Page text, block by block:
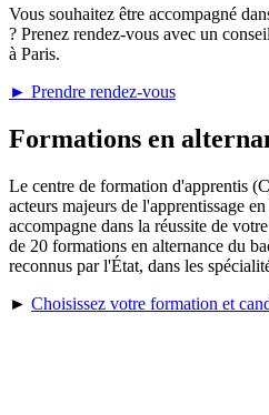
Vous souhaitez être accompagné
? Prenez rendez-vous avec un
à Paris.
► Prendre rendez-vous
Formations en
Le centre de formation d'apprentis
acteurs majeurs de l'apprentissage
accompagne dans la réussite de
de 20 formations en alternance du
reconnus par l'État, dans les
► Choisissez votre formation et